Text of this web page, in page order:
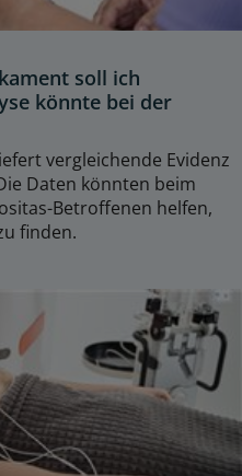
soll ich
könnte bei der
vergleichende Evidenz
Daten könnten beim
Betroffenen helfen,
finden.